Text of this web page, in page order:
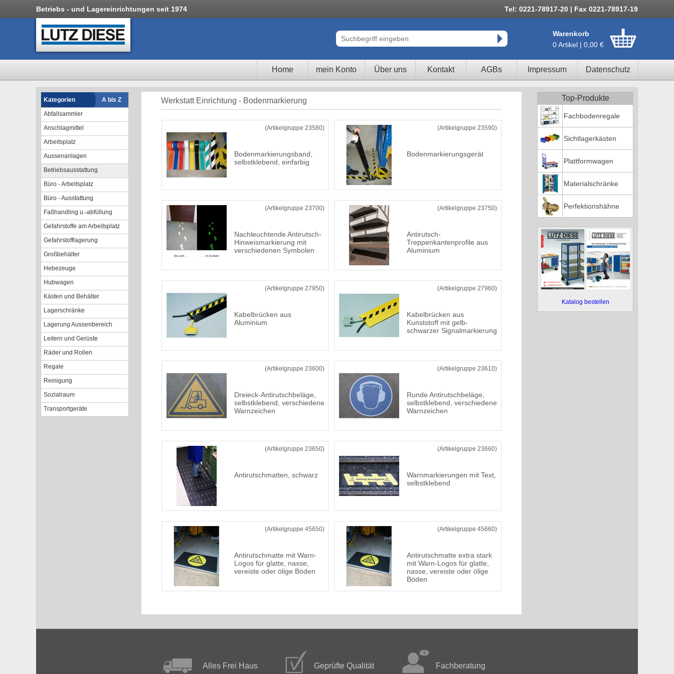
Betriebs - und Lagereinrichtungen seit 1974 Tel: 0221-78917-20 | Fax 0221-78917-19
Warenkorb
0 Artikel | 0,00 €
Home mein Konto Über uns Kontakt AGBs Impressum Datenschutz
Kategorien
A bis Z
Abfallsammler
Anschlagmittel
Arbeitsplatz
Aussenanlagen
Betriebsausstattung
Büro - Arbeitsplatz
Büro - Ausstattung
Faßhandling u.-abfüllung
Gefahrstoffe am Arbeitsplatz
Gefahrstofflagerung
Großbehälter
Hebezeuge
Hubwagen
Kästen und Behälter
Lagerschränke
Lagerung Aussenbereich
Leitern und Gerüste
Räder und Rollen
Regale
Reinigung
Sozialraum
Transportgeräte
Werkstatt Einrichtung - Bodenmarkierung
(Artikelgruppe 23580)
Bodenmarkierungsband,
selbstklebend, einfarbig
(Artikelgruppe 23590)
Bodenmarkierungsgerät
(Artikelgruppe 23700)
Nachleuchtende Antirutsch-
Hinweismarkierung mit
verschiedenen Symbolen
(Artikelgruppe 23750)
Antirutsch-
Treppenkantenprofile aus
Aluminium
(Artikelgruppe 27950)
Kabelbrücken aus
Aluminium
(Artikelgruppe 27960)
Kabelbrücken aus
Kunststoff mit gelb-
schwarzer Signalmarkierung
(Artikelgruppe 23600)
Dreieck-Antirutschbeläge,
selbstklebend, verschiedene
Warnzeichen
(Artikelgruppe 23610)
Runde Antirutschbeläge,
selbstklebend, verschiedene
Warnzeichen
(Artikelgruppe 23650)
Antirutschmatten, schwarz
(Artikelgruppe 23660)
Warnmarkierungen mit Text,
selbstklebend
(Artikelgruppe 45650)
Antirutschmatte mit Warn-
Logos für glatte, nasse,
vereiste oder ölige Böden
(Artikelgruppe 45660)
Antirutschmatte extra stark
mit Warn-Logos für glatte,
nasse, vereiste oder ölige
Böden
Top-Produkte
Fachbodenregale
Sichtlagerkästen
Plattformwagen
Materialschränke
Perfektionshähne
Katalog bestellen
Alles Frei Haus Geprüfte Qualität Fachberatung